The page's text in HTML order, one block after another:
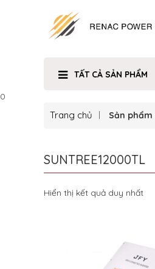
TẤT CẢ SẢN PHẨM
0
Trang chủ Sản phẩm
SUNTREE12000TL
Hiển thị kết quả duy nhất